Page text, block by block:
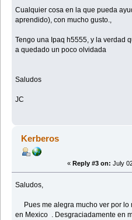
Cualquier cosa en la que pueda
aprendido), con mucho gusto.,
Tengo una Ipaq h5555, y la verdad
a quedado un poco olvidada
Saludos
JC
Kerberos
« Reply #3 on: July
Saludos,
Pues me alegra mucho ver por lo
en Mexico . Desgraciadamente en